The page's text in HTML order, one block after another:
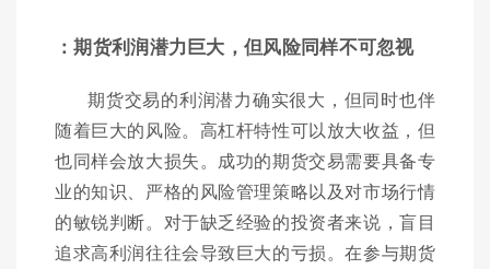
：期货利润潜力巨大，但风险同样不可忽视
期货交易的利润潜力确实很大，但同时也伴
随着巨大的风险。高杠杆特性可以放大收益，但
也同样会放大损失。成功的期货交易需要具备专
业的知识、严格的风险管理策略以及对市场行情
的敏锐判断。对于缺乏经验的投资者来说，盲目
追求高利润往往会导致巨大的亏损。在参与期货